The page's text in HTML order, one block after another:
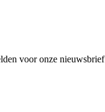
voor onze nieuwsbrief